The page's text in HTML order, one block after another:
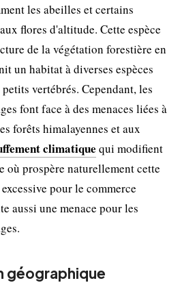
les abeilles et certains
flores d'altitude. Cette espèce
de la végétation forestière en
un habitat à diverses espèces
vertébrés. Cependant, les
font face à des menaces liées à
forêts himalayennes et aux
climatique qui modifient
où prospère naturellement cette
pour le commerce
aussi une menace pour les
géographique